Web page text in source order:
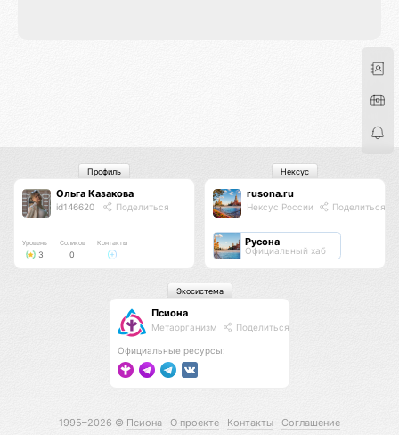
Ольга Казакова
id146620 Поделиться
Уровень
3
Соликов
0
Контакты
Профиль
rusona.ru
Нексус России Поделиться
Русона
Официальный хаб
Нексус
Псиона
Метаорганизм Поделиться
Официальные ресурсы:
Экосистема
1995–2026 © Псиона О проекте Контакты Соглашение